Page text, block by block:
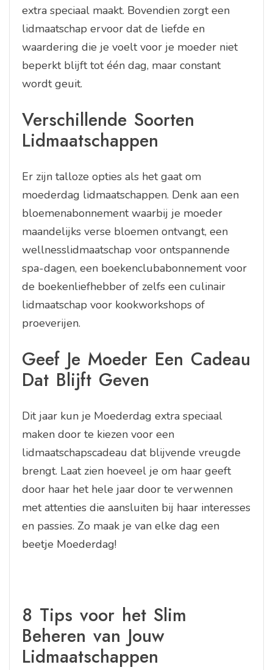
extra speciaal maakt. Bovendien zorgt een
lidmaatschap ervoor dat de liefde en
waardering die je voelt voor je moeder niet
beperkt blijft tot één dag, maar constant
wordt geuit.
Verschillende Soorten
Lidmaatschappen
Er zijn talloze opties als het gaat om
moederdag lidmaatschappen. Denk aan een
bloemenabonnement waarbij je moeder
maandelijks verse bloemen ontvangt, een
wellnesslidmaatschap voor ontspannende
spa-dagen, een boekenclubabonnement voor
de boekenliefhebber of zelfs een culinair
lidmaatschap voor kookworkshops of
proeverijen.
Geef Je Moeder Een Cadeau
Dat Blijft Geven
Dit jaar kun je Moederdag extra speciaal
maken door te kiezen voor een
lidmaatschapscadeau dat blijvende vreugde
brengt. Laat zien hoeveel je om haar geeft
door haar het hele jaar door te verwennen
met attenties die aansluiten bij haar interesses
en passies. Zo maak je van elke dag een
beetje Moederdag!
8 Tips voor het Slim
Beheren van Jouw
Lidmaatschappen